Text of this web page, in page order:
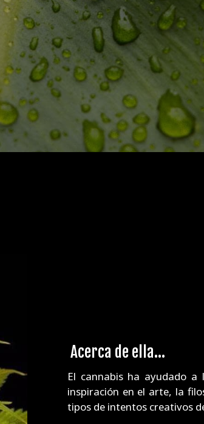
Acerca de ella...
El cannabis ha ayudado
inspiración en el arte, la
tipos de intentos creativos